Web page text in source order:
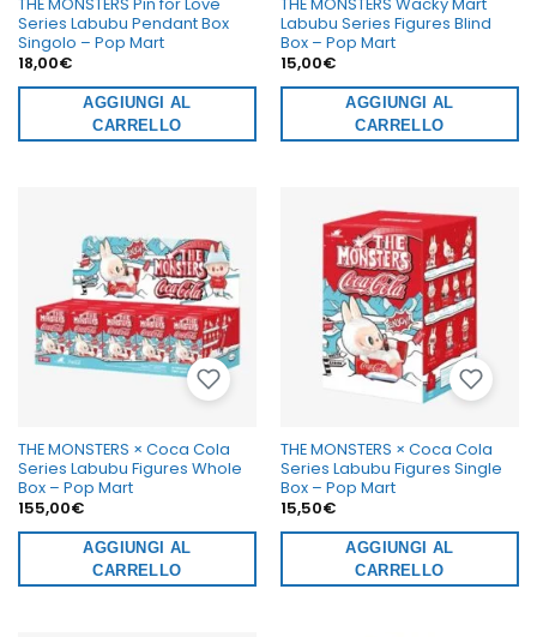
Series Labubu Pendant Box
Singolo – Pop Mart
18,00€
AGGIUNGI AL
CARRELLO
Labubu Series Figures Blind
Box – Pop Mart
15,00€
AGGIUNGI AL
CARRELLO
THE MONSTERS × Coca Cola
Series Labubu Figures Whole
Box – Pop Mart
155,00€
AGGIUNGI AL
CARRELLO
THE MONSTERS × Coca Cola
Series Labubu Figures Single
Box – Pop Mart
15,50€
AGGIUNGI AL
CARRELLO